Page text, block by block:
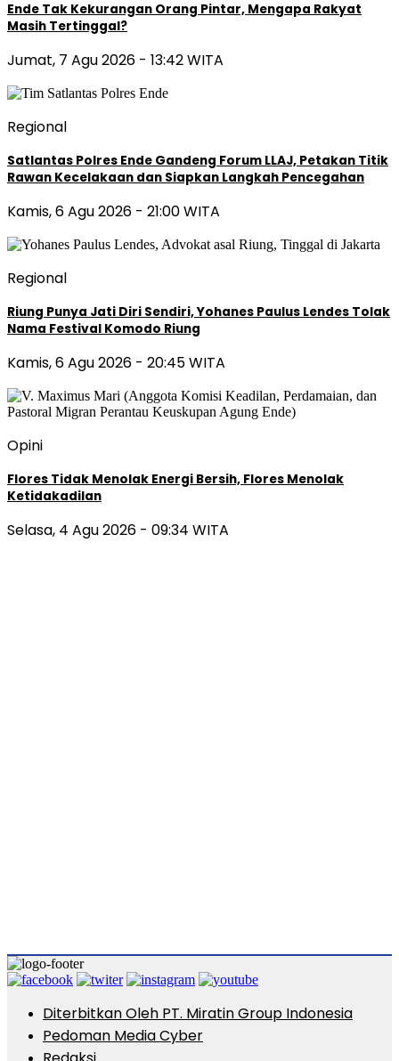
Ende Tak Kekurangan Orang Pintar, Mengapa Rakyat
Masih Tertinggal?
Jumat, 7 Agu 2026 - 13:42 WITA
Regional
Satlantas Polres Ende Gandeng Forum LLAJ, Petakan Titik
Rawan Kecelakaan dan Siapkan Langkah Pencegahan
Kamis, 6 Agu 2026 - 21:00 WITA
Regional
Riung Punya Jati Diri Sendiri, Yohanes Paulus Lendes Tolak
Nama Festival Komodo Riung
Kamis, 6 Agu 2026 - 20:45 WITA
Opini
Flores Tidak Menolak Energi Bersih, Flores Menolak
Ketidakadilan
Selasa, 4 Agu 2026 - 09:34 WITA
Diterbitkan Oleh PT. Miratin Group Indonesia
Pedoman Media Cyber